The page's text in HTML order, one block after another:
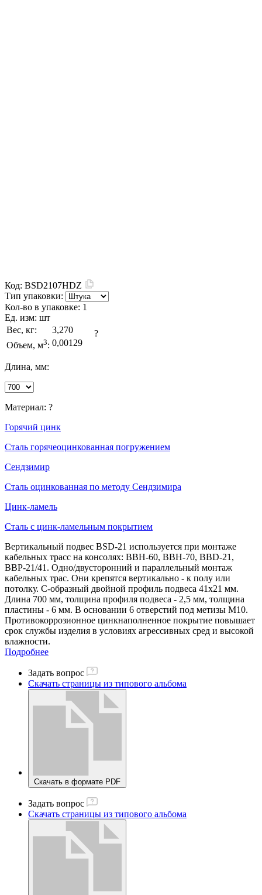
Код: BSD2107HDZ
Тип упаковки:
Кол-во в упаковке: 1
Ед. изм: шт
Вес, кг:
3,270
Объем, м3: 0,00129
?
Длина, мм:
Материал: ?
Горячий цинк
Сталь горячеоцинкованная погружением
Сендзимир
Сталь оцинкованная по методу Сендзимира
Цинк-ламель
Сталь с цинк-ламельным покрытием
Вертикальный подвес BSD-21 используется при монтаже
кабельных трасс на консолях: ВВН-60, ВВН-70, BBD-21,
ВВР-21/41. Одно/двусторонний и параллельный монтаж
кабельных трас. Они крепятся вертикально - к полу или
потолку. С-образный двойной профиль подвеса 41х21 мм.
Длина 700 мм, толщина профиля подвеса - 2,5 мм, толщина
пластины - 6 мм. В основании 6 отверстий под метизы М10.
Противокоррозионное цинкнаполненное покрытие повышает
срок службы изделия в условиях агрессивных сред и высокой
влажности.
Подробнее
Задать вопрос
Скачать страницы из типового альбома
Скачать в формате PDF
Задать вопрос
Скачать страницы из типового альбома